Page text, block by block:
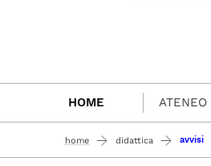
HOME ATENEO
home didattica avvisi